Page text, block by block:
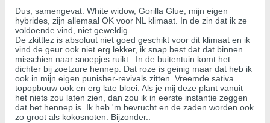
Dus, samengevat: White widow, Gorilla Glue, mijn eigen
hybrides, zijn allemaal OK voor NL klimaat. In de zin dat ik ze
voldoende vind, niet geweldig.
De zkittlez is absoluut niet goed geschikt voor dit klimaat en ik
vind de geur ook niet erg lekker, ik snap best dat dat binnen
misschien naar snoepjes ruikt.. In de buitentuin komt het
dichter bij zoetzure hennep. Dat roze is geinig maar dat heb ik
ook in mijn eigen punisher-revivals zitten. Vreemde sativa
topopbouw ook en erg late bloei. Als je mij deze plant vanuit
het niets zou laten zien, dan zou ik in eerste instantie zeggen
dat het hennep is. Ik heb 'm bevrucht en de zaden worden ook
zo groot als kokosnoten. Bijzonder..